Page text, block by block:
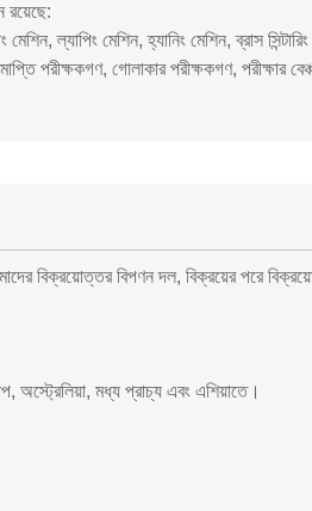
রয়েছে:
ল্যাপিং মেশিন, হ্যানিং মেশিন, ব্রাস
পরীক্ষকগণ, গোলাকার পরীক্ষকগণ, পরীক্ষার
বিক্রয়োত্তর বিপণন দল, বিক্রয়ের পরে
অস্ট্রেলিয়া, মধ্য প্রাচ্য এবং এশিয়াতে।